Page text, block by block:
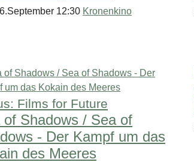
12:30 Kronenkino
Films for Future
of Shadows / Sea of
- Der Kampf um das
des Meeres